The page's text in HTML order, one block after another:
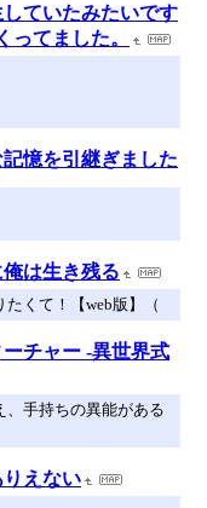
ていたみたいです
ってました。
憶を引継ぎました
は生き残る
たくて！【web版】（
チャー -異世界式
手持ちの異能がある
えない